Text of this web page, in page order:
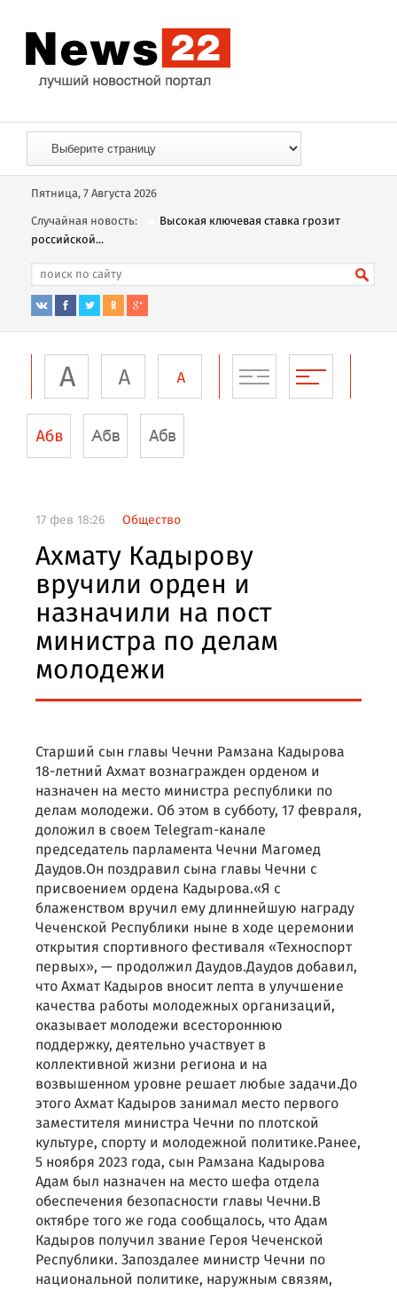
Пятница, 7 Августа 2026
Случайная новость:
Высокая ключевая ставка грозит
российской...
17 фев 18:26 Общество
Ахмату Кадырову
вручили орден и
назначили на пост
министра по делам
молодежи
Старший сын главы Чечни Рамзана Кадырова
18-летний Ахмат вознагражден орденом и
назначен на место министра республики по
делам молодежи. Об этом в субботу, 17 февраля,
доложил в своем Telegram-канале
председатель парламента Чечни Магомед
Даудов.Он поздравил сына главы Чечни с
присвоением ордена Кадырова.«Я с
блаженством вручил ему длиннейшую награду
Чеченской Республики ныне в ходе церемонии
открытия спортивного фестиваля «Техноспорт
первых», — продолжил Даудов.Даудов добавил,
что Ахмат Кадыров вносит лепта в улучшение
качества работы молодежных организаций,
оказывает молодежи всестороннюю
поддержку, деятельно участвует в
коллективной жизни региона и на
возвышенном уровне решает любые задачи.До
этого Ахмат Кадыров занимал место первого
заместителя министра Чечни по плотской
культуре, спорту и молодежной политике.Ранее,
5 ноября 2023 года, сын Рамзана Кадырова
Адам был назначен на место шефа отдела
обеспечения безопасности главы Чечни.В
октябре того же года сообщалось, что Адам
Кадыров получил звание Героя Чеченской
Республики. Запоздалее министр Чечни по
национальной политике, наружным связям,